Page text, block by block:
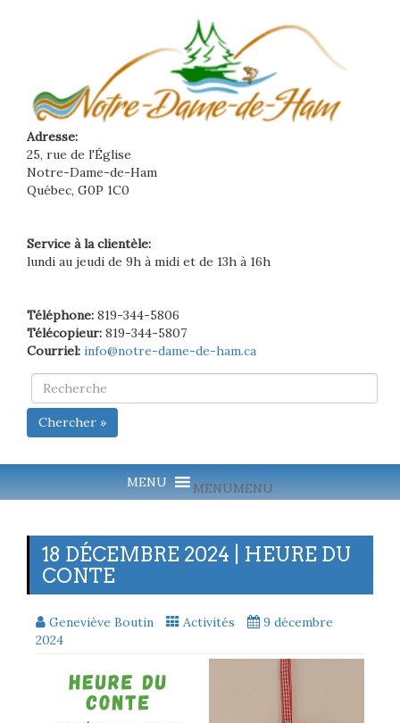
Adresse:
25, rue de l'Église
Notre-Dame-de-Ham
Québec, G0P 1C0
Service à la clientèle:
lundi au jeudi de 9h à midi et de 13h à 16h
Téléphone: 819-344-5806
Télécopieur: 819-344-5807
Courriel: info@notre-dame-de-ham.ca
Chercher »
MENUMENU
18 DÉCEMBRE 2024 | HEURE DU
CONTE
Geneviève Boutin Activités
9 décembre
2024